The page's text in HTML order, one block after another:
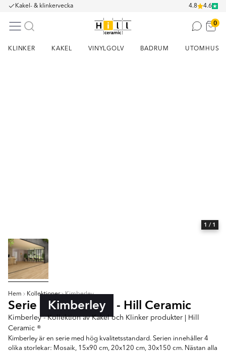
Kakel- & klinkervecka 4.8 4.6
0
KLINKER KAKEL VINYLGOLV BADRUM UTOMHUS
Hem Kollektioner Kimberley
Serie Kimberley - Hill Ceramic
Kimberley - Kollektion av Kakel och Klinker produkter | Hill
Ceramic ®
Kimberley är en serie med hög kvalitetsstandard. Serien innehåller 4
olika storlekar: Mosaik, 15x90 cm, 20x120 cm, 30x150 cm. Nästan alla
1 / 1